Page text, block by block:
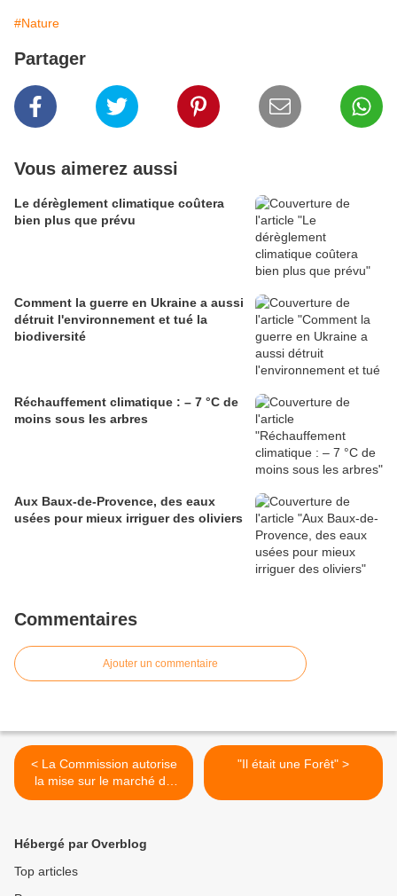
#Nature
Partager
Vous aimerez aussi
Le dérèglement climatique coûtera
bien plus que prévu
Comment la guerre en Ukraine a aussi
détruit l'environnement et tué la
biodiversité
Réchauffement climatique : – 7 °C de
moins sous les arbres
Aux Baux-de-Provence, des eaux
usées pour mieux irriguer des oliviers
Commentaires
Ajouter un commentaire
< La Commission autorise
la mise sur le marché de
onze produits issus d’OGM
"Il était une Forêt" >
Hébergé par Overblog
Top articles